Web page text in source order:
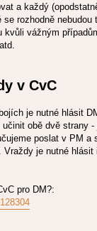
a každý
rozhodně nebudou
kvůli vážným
v CvC
je nutné hlásit
obě dvě strany
poslat v PM a
Vraždy je nutné
pro DM?: